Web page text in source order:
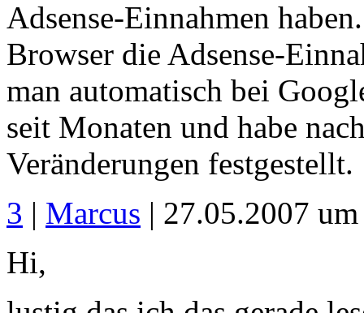
Adsense-Einnahmen
Browser die Adsense-
man automatisch bei
seit Monaten und habe
Veränderungen festgestellt.
3 | Marcus | 27.05.2007
Hi,